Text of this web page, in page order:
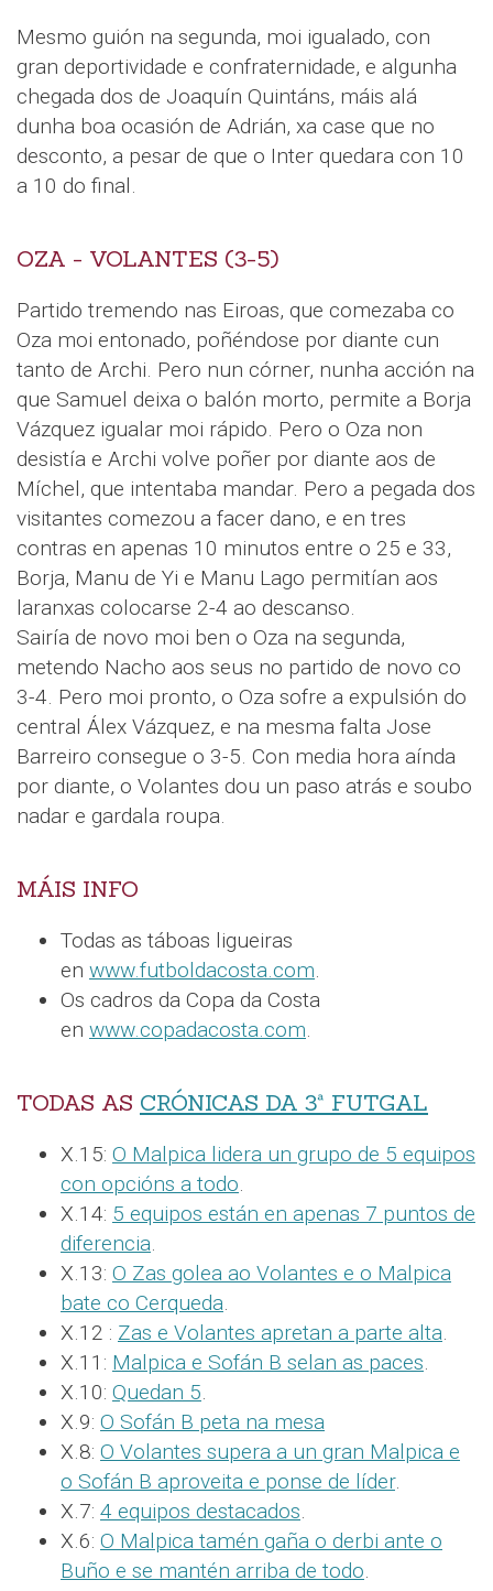
Mesmo guión na segunda, moi igualado, con
gran deportividade e confraternidade, e algunha
chegada dos de Joaquín Quintáns, máis alá
dunha boa ocasión de Adrián, xa case que no
desconto, a pesar de que o Inter quedara con 10
a 10 do final.
OZA - VOLANTES (3-5)
Partido tremendo nas Eiroas, que comezaba co
Oza moi entonado, poñéndose por diante cun
tanto de Archi. Pero nun córner, nunha acción na
que Samuel deixa o balón morto, permite a Borja
Vázquez igualar moi rápido. Pero o Oza non
desistía e Archi volve poñer por diante aos de
Míchel, que intentaba mandar. Pero a pegada dos
visitantes comezou a facer dano, e en tres
contras en apenas 10 minutos entre o 25 e 33,
Borja, Manu de Yi e Manu Lago permitían aos
laranxas colocarse 2-4 ao descanso.
Sairía de novo moi ben o Oza na segunda,
metendo Nacho aos seus no partido de novo co
3-4. Pero moi pronto, o Oza sofre a expulsión do
central Álex Vázquez, e na mesma falta Jose
Barreiro consegue o 3-5. Con media hora aínda
por diante, o Volantes dou un paso atrás e soubo
nadar e gardala roupa.
MÁIS INFO
Todas as táboas ligueiras
en www.futboldacosta.com.
Os cadros da Copa da Costa
en www.copadacosta.com.
TODAS AS CRÓNICAS DA 3ª FUTGAL
X.15: O Malpica lidera un grupo de 5 equipos
con opcións a todo.
X.14: 5 equipos están en apenas 7 puntos de
diferencia.
X.13: O Zas golea ao Volantes e o Malpica
bate co Cerqueda.
X.12 : Zas e Volantes apretan a parte alta.
X.11: Malpica e Sofán B selan as paces.
X.10: Quedan 5.
X.9: O Sofán B peta na mesa
X.8: O Volantes supera a un gran Malpica e
o Sofán B aproveita e ponse de líder.
X.7: 4 equipos destacados.
X.6: O Malpica tamén gaña o derbi ante o
Buño e se mantén arriba de todo.